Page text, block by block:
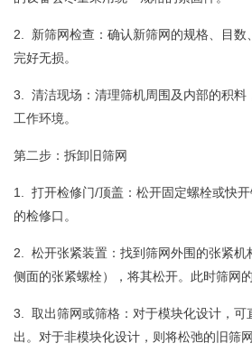
2. 新筛网检查：确认新筛网的规格、目数
完好无损。
3. 清洁现场：清理筛机周围及内部的积料
工作环境。
第二步：拆卸旧筛网
1. 打开检修门/顶盖：松开固定螺栓或快
的检修口。
2. 松开张紧装置：找到筛网外围的张紧机
侧面的张紧螺栓），将其松开。此时筛网
3. 取出筛网或筛格：对于模块化设计，可
出。对于非模块化设计，则将松弛的旧筛